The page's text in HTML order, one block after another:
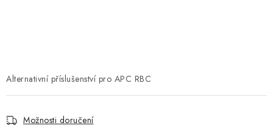
MĚNIČE NAPĚTÍ
Alternativní příslušenství pro APC RBC
Možnosti doručení